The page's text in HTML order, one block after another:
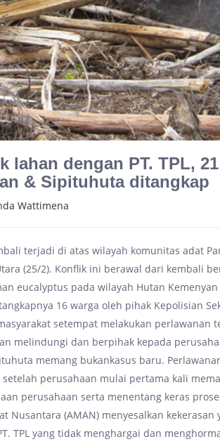
lahan dengan PT. TPL,
& Sipituhuta ditangkap
Wattimena
terjadi di atas wilayah komunitas adat
(25/2). Konflik ini berawal dari kembali
eucalyptus pada wilayah Hutan
16 warga oleh pihak Kepolisian
setempat melakukan perlawanan
melindungi dan berpihak kepada
memang bukankasus baru.
perusahaan mulai pertama kali
perusahaan serta menentang keras
Nusantara (AMAN) menyesalkan kekerasan
TPL yang tidak menghargai dan